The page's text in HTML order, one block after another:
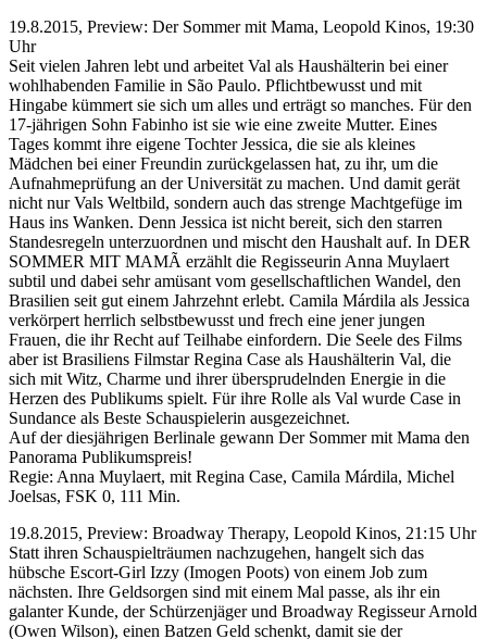
19.8.2015, Preview: Der Sommer mit Mama, Leopold Kinos, 19:30
Uhr
Seit vielen Jahren lebt und arbeitet Val als Haushälterin bei einer
wohlhabenden Familie in São Paulo. Pflichtbewusst und mit
Hingabe kümmert sie sich um alles und erträgt so manches. Für den
17-jährigen Sohn Fabinho ist sie wie eine zweite Mutter. Eines
Tages kommt ihre eigene Tochter Jessica, die sie als kleines
Mädchen bei einer Freundin zurückgelassen hat, zu ihr, um die
Aufnahmeprüfung an der Universität zu machen. Und damit gerät
nicht nur Vals Weltbild, sondern auch das strenge Machtgefüge im
Haus ins Wanken. Denn Jessica ist nicht bereit, sich den starren
Standesregeln unterzuordnen und mischt den Haushalt auf. In DER
SOMMER MIT MAMÃ erzählt die Regisseurin Anna Muylaert
subtil und dabei sehr amüsant vom gesellschaftlichen Wandel, den
Brasilien seit gut einem Jahrzehnt erlebt. Camila Márdila als Jessica
verkörpert herrlich selbstbewusst und frech eine jener jungen
Frauen, die ihr Recht auf Teilhabe einfordern. Die Seele des Films
aber ist Brasiliens Filmstar Regina Case als Haushälterin Val, die
sich mit Witz, Charme und ihrer übersprudelnden Energie in die
Herzen des Publikums spielt. Für ihre Rolle als Val wurde Case in
Sundance als Beste Schauspielerin ausgezeichnet.
Auf der diesjährigen Berlinale gewann Der Sommer mit Mama den
Panorama Publikumspreis!
Regie: Anna Muylaert, mit Regina Case, Camila Márdila, Michel
Joelsas, FSK 0, 111 Min.
19.8.2015, Preview: Broadway Therapy, Leopold Kinos, 21:15 Uhr
Statt ihren Schauspielträumen nachzugehen, hangelt sich das
hübsche Escort-Girl Izzy (Imogen Poots) von einem Job zum
nächsten. Ihre Geldsorgen sind mit einem Mal passe, als ihr ein
galanter Kunde, der Schürzenjäger und Broadway Regisseur Arnold
(Owen Wilson), einen Batzen Geld schenkt, damit sie der